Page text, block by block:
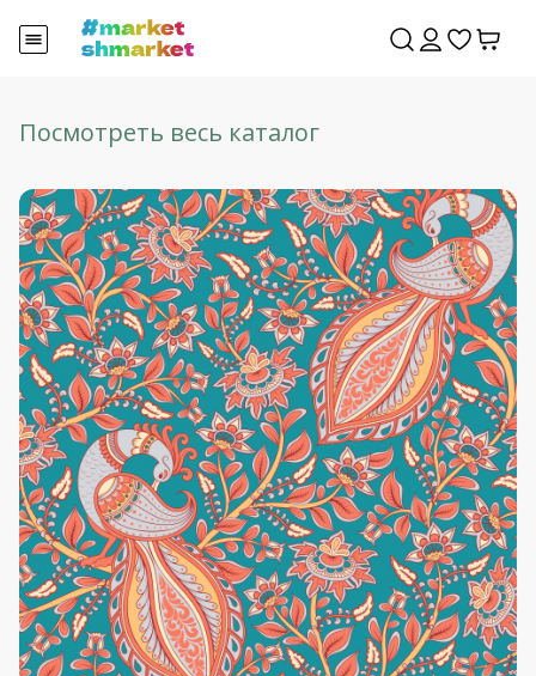
Посмотреть весь каталог